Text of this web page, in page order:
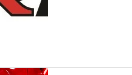
といった基本的